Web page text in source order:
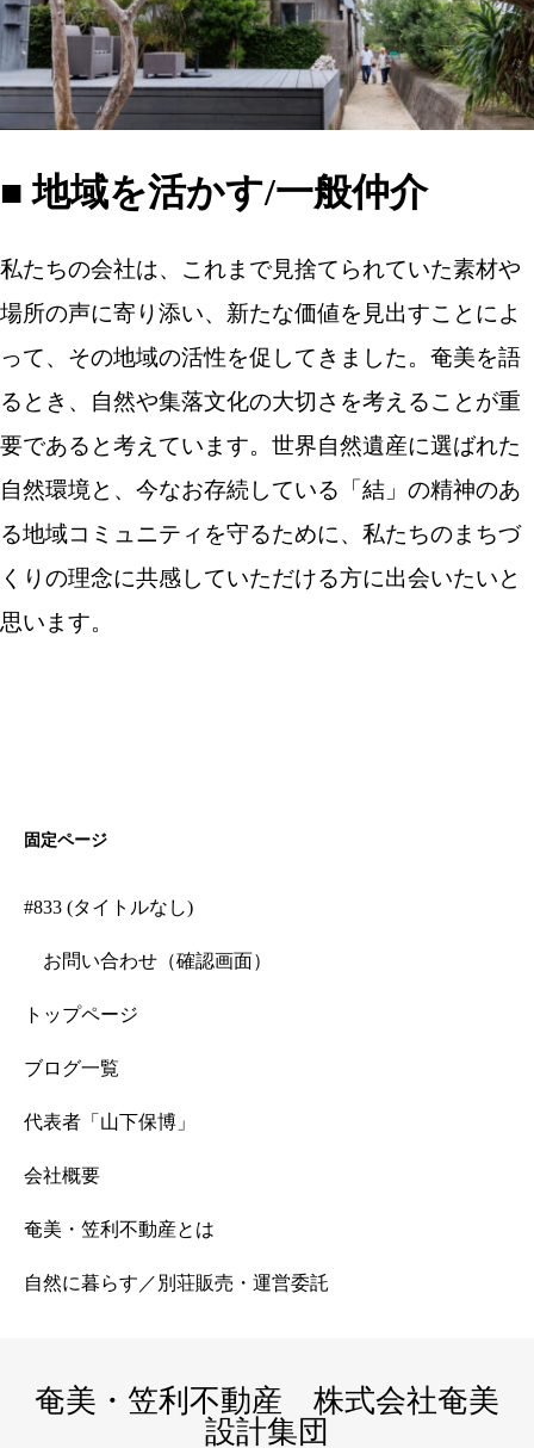
■ 地域を活かす/一般仲介
私たちの会社は、これまで見捨てられていた素材や
場所の声に寄り添い、新たな価値を見出すことによ
って、その地域の活性を促してきました。奄美を語
るとき、自然や集落文化の大切さを考えることが重
要であると考えています。世界自然遺産に選ばれた
自然環境と、今なお存続している「結」の精神のあ
る地域コミュニティを守るために、私たちのまちづ
くりの理念に共感していただける方に出会いたいと
思います。
固定ページ
#833 (タイトルなし)
お問い合わせ（確認画面）
トップページ
ブログ一覧
代表者「山下保博」
会社概要
奄美・笠利不動産とは
自然に暮らす／別荘販売・運営委託
奄美・笠利不動産 株式会社奄美
設計集団